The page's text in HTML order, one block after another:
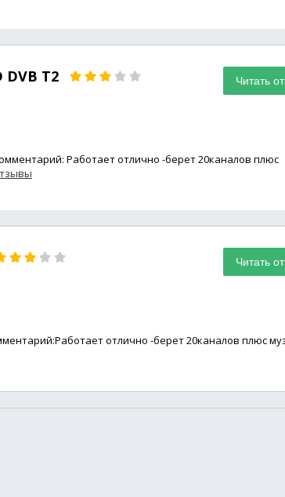
DVB T2 Читать
Работает отлично -берет 20каналов плюс
Читать
отлично -берет 20каналов плюс